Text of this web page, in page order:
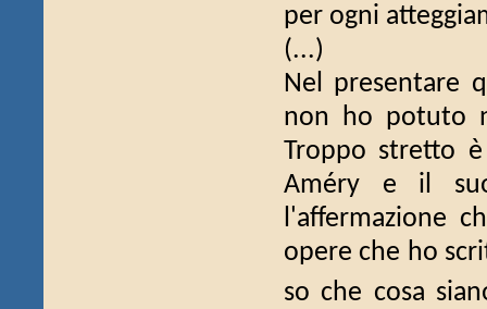
per ogni
(...)
Nel presentare
non ho potuto
Troppo stretto
Améry e il
l'affermazione
opere che ho
so che cosa